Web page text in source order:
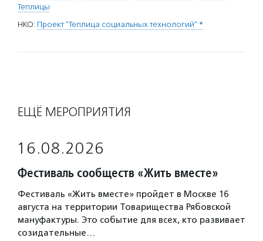
Теплицы
НКО: Проект "Теплица социальных технологий" *
ЕЩЁ МЕРОПРИЯТИЯ
16.08.2026
Фестиваль сообществ «Жить вместе»
Фестиваль «Жить вместе» пройдет в Москве 16
августа на территории Товарищества Рябовской
мануфактуры. Это событие для всех, кто развивает
созидательные…